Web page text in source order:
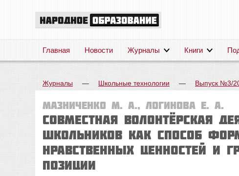
Главная Новости Журналы Книги
Журналы — Школьные технологии — Выпуск №3/
Мазниченко М. А., Логинова Е. А.
Совместная волонтёрская
школьников как способ
нравственных ценностей и
позиции